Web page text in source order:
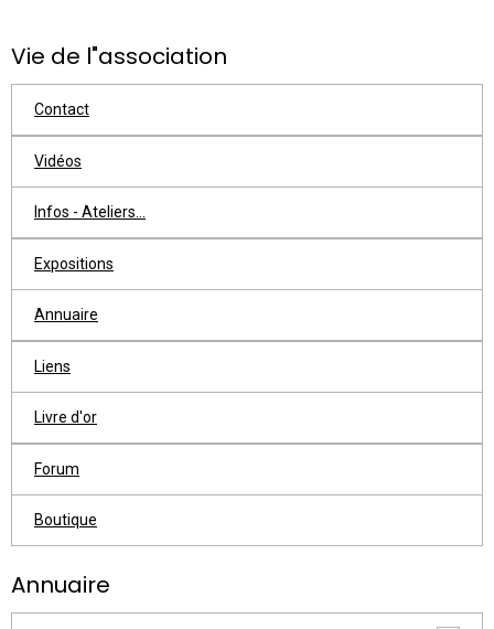
Vie de l"association
Contact
Vidéos
Infos - Ateliers...
Expositions
Annuaire
Liens
Livre d'or
Forum
Boutique
Annuaire